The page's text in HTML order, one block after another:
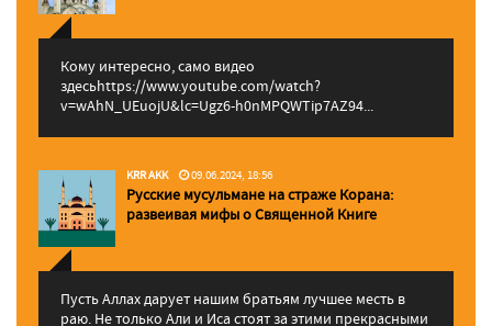
Кому интересно, само видео
здесьhttps://www.youtube.com/watch?
v=wAhN_UEuojU&lc=Ugz6-h0nMPQWTip7AZ94...
KRR AKK 09.06.2024, 18:56
Русские мусульмане на страже Корана:
pазвеивая мифы о Священной Книге
Пусть Аллах дарует нашим братьям лучшее месть в
раю. Не только Али и Иса стоят за этими прекрасными